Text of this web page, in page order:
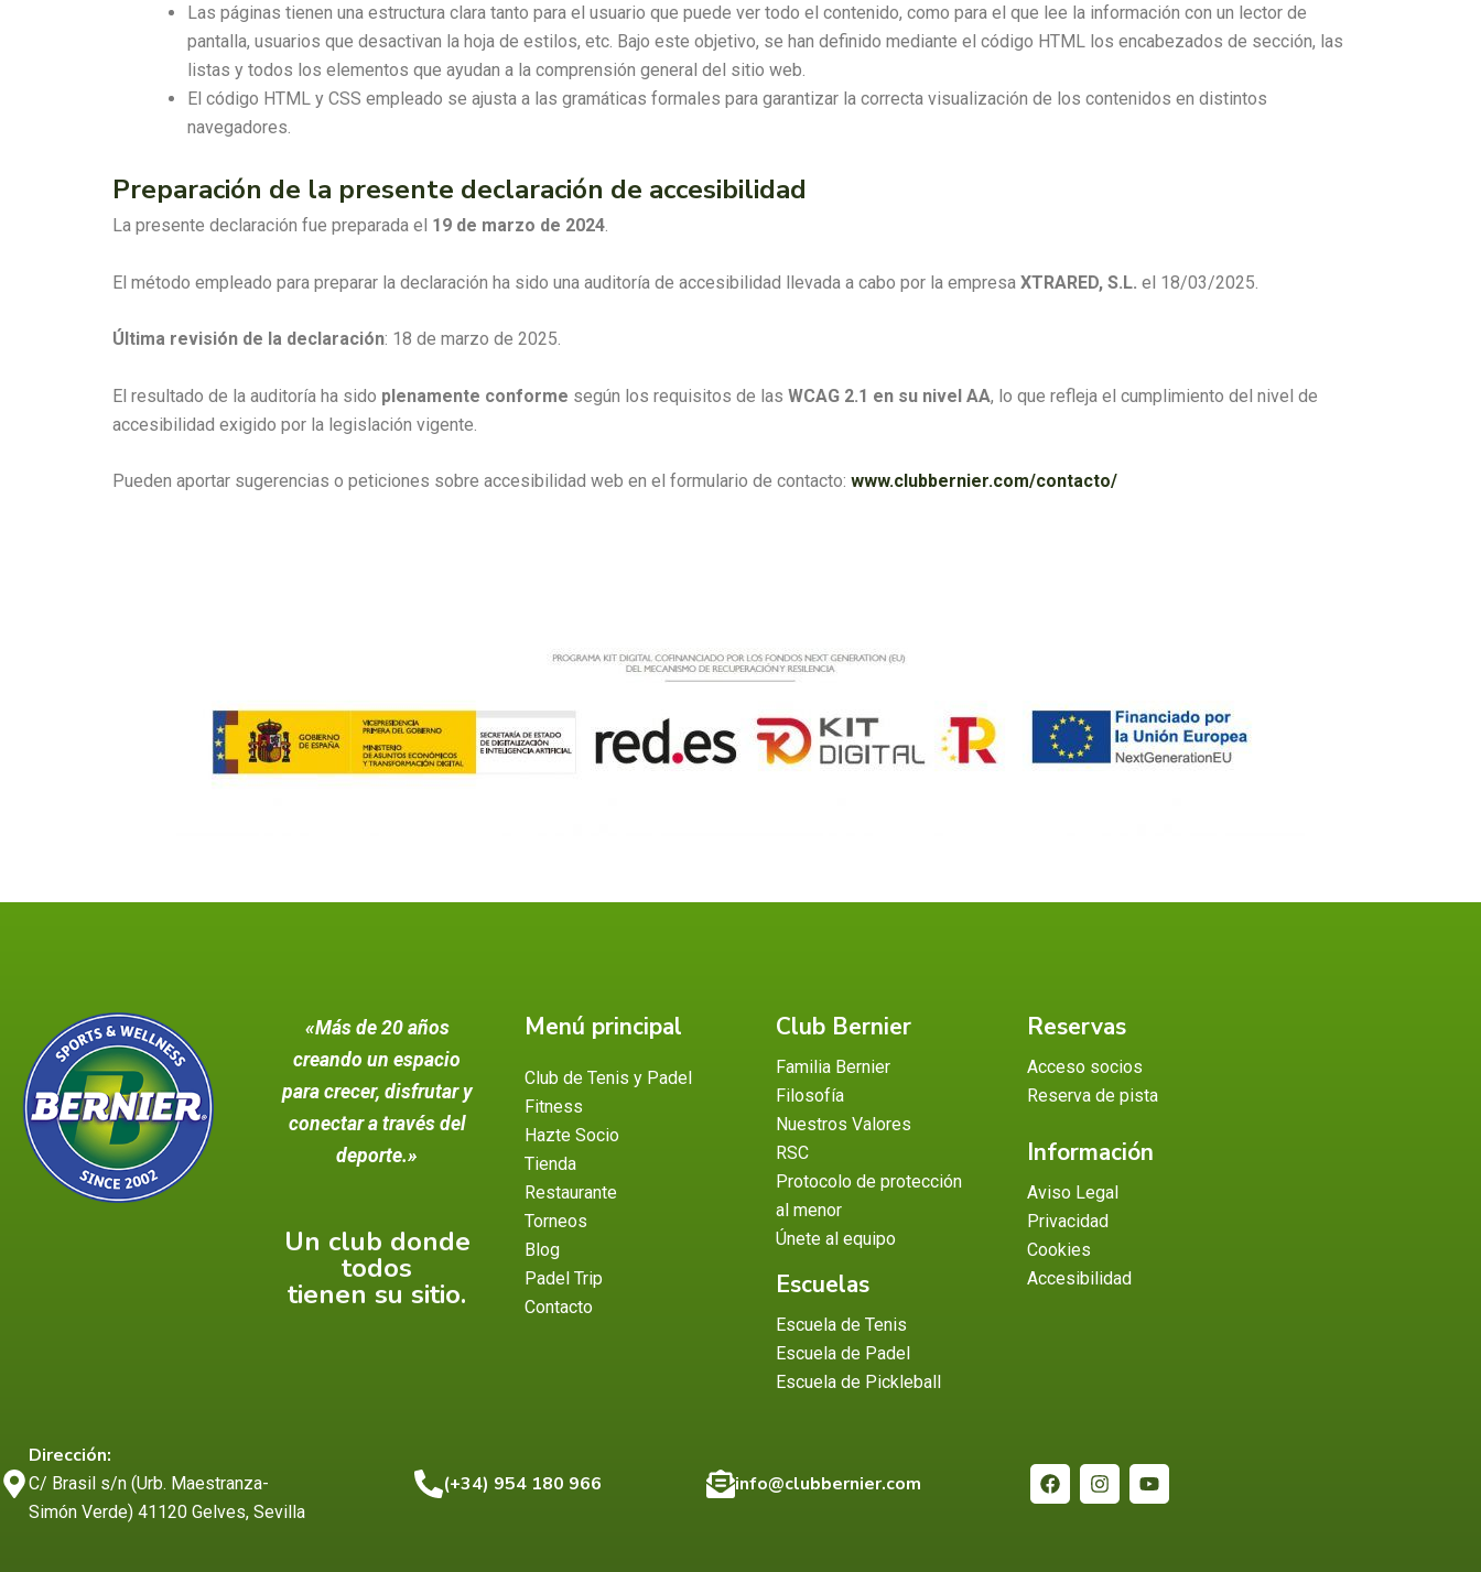
Las páginas tienen una estructura clara tanto para el usuario que puede ver todo el contenido, como para el que lee la información con un lector de
pantalla, usuarios que desactivan la hoja de estilos, etc. Bajo este objetivo, se han definido mediante el código HTML los encabezados de sección, las
listas y todos los elementos que ayudan a la comprensión general del sitio web.
El código HTML y CSS empleado se ajusta a las gramáticas formales para garantizar la correcta visualización de los contenidos en distintos
navegadores.
Preparación de la presente declaración de accesibilidad
La presente declaración fue preparada el 19 de marzo de 2024.
El método empleado para preparar la declaración ha sido una auditoría de accesibilidad llevada a cabo por la empresa XTRARED, S.L. el 18/03/2025.
Última revisión de la declaración: 18 de marzo de 2025.
El resultado de la auditoría ha sido plenamente conforme según los requisitos de las WCAG 2.1 en su nivel AA, lo que refleja el cumplimiento del nivel de
accesibilidad exigido por la legislación vigente.
Pueden aportar sugerencias o peticiones sobre accesibilidad web en el formulario de contacto: www.clubbernier.com/contacto/
«Más de 20 años
creando un espacio
para crecer, disfrutar y
conectar a través del
deporte.»
Un club donde
todos
tienen su sitio.
Menú principal
Club de Tenis y Padel
Fitness
Hazte Socio
Tienda
Restaurante
Torneos
Blog
Padel Trip
Contacto
Club Bernier
Familia Bernier
Filosofía
Nuestros Valores
RSC
Protocolo de protección
al menor
Únete al equipo
Escuelas
Escuela de Tenis
Escuela de Padel
Escuela de Pickleball
Reservas
Acceso socios
Reserva de pista
Información
Aviso Legal
Privacidad
Cookies
Accesibilidad
Dirección:
C/ Brasil s/n (Urb. Maestranza-
Simón Verde) 41120 Gelves, Sevilla
(+34) 954 180 966 info@clubbernier.com
F
a
I
n
Y
o